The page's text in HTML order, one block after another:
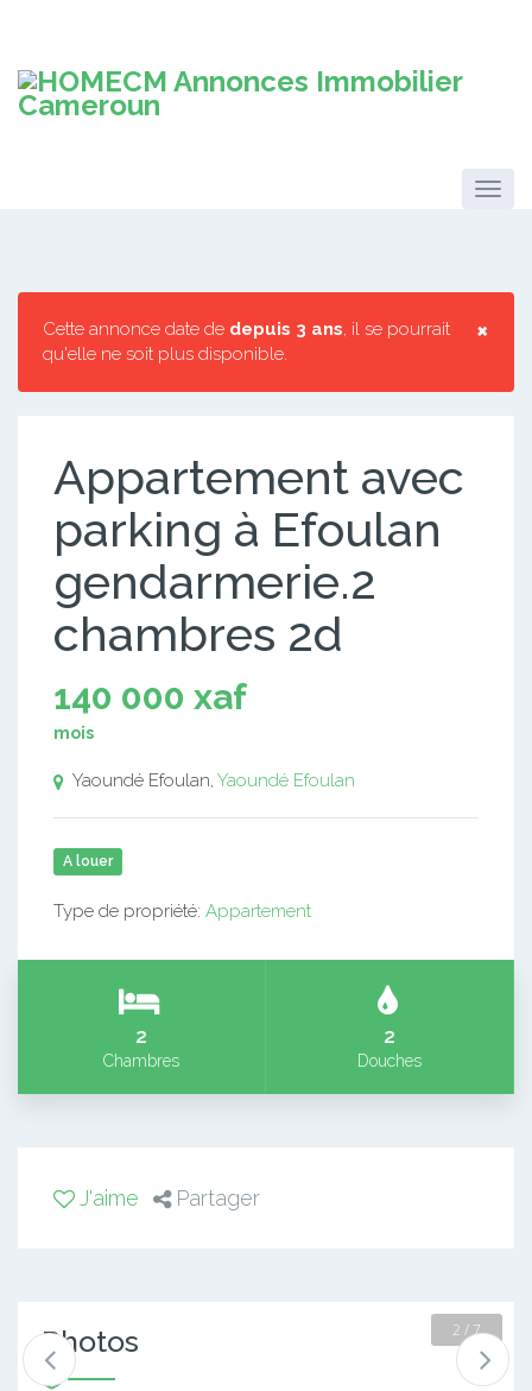
×
Cette annonce date de depuis 3 ans, il se pourrait
qu'elle ne soit plus disponible.
Appartement avec
parking à Efoulan
gendarmerie.2
chambres 2d
140 000 xaf
mois
Yaoundé Efoulan, Yaoundé Efoulan
A louer
Type de propriété: Appartement
2
Chambres
2
Douches
J'aime Partager
Photos 2 / 7